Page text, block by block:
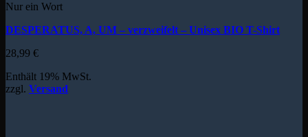
Nur ein Wort
DESPERATUS, A, UM – verzweifelt – Unisex BIO T-Shirt
28,99 €
Enthält 19% MwSt.
zzgl. Versand